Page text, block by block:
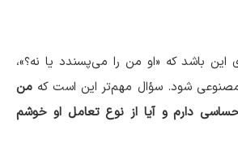
این باشد که «او من را می‌پسندد یا نه؟»،
شود. سؤال مهم‌تر این است که من
دارم و آیا از نوع تعامل او خوشم